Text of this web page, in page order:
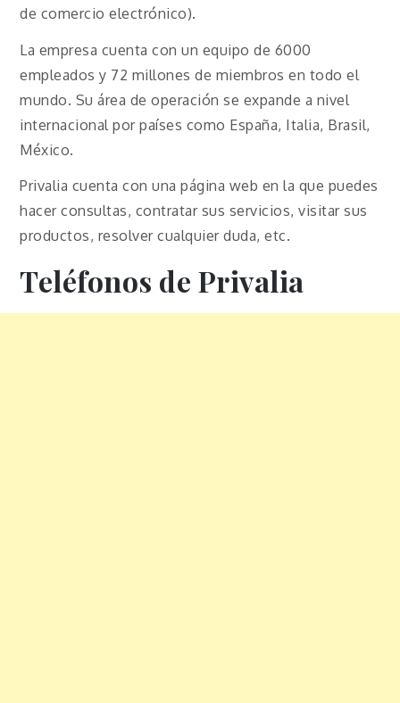
de comercio electrónico).
La empresa cuenta con un equipo de 6000
empleados y 72 millones de miembros en todo el
mundo. Su área de operación se expande a nivel
internacional por países como España, Italia, Brasil,
México.
Privalia cuenta con una página web en la que puedes
hacer consultas, contratar sus servicios, visitar sus
productos, resolver cualquier duda, etc.
Teléfonos de Privalia